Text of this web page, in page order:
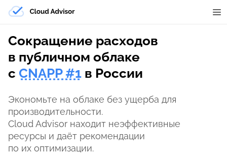
Сокращение расходов
в публичном облаке
с CNAPP #1 в России
Экономьте на облаке без ущерба для
производительности.
Cloud Advisor находит неэффективные
ресурсы и даёт рекомендации
по их оптимизации.